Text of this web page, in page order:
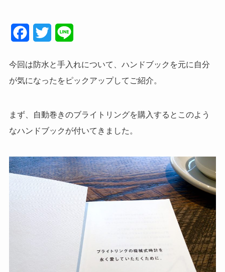
c
e
k
i
t
n
e
今回は防水と手入れについて、ハンドブックを元に自分
が気になったをピックアップしてご紹介。
まず、自動巻きのブライトリングを購入するとこのよう
なハンドブックが付いてきました。